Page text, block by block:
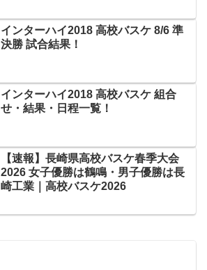
インターハイ2018 高校バスケ 8/6 準
決勝 試合結果！
インターハイ2018 高校バスケ 組合
せ・結果・日程一覧！
【速報】長崎県高校バスケ春季大会
2026 女子優勝は鶴鳴・男子優勝は長
崎工業｜高校バスケ2026